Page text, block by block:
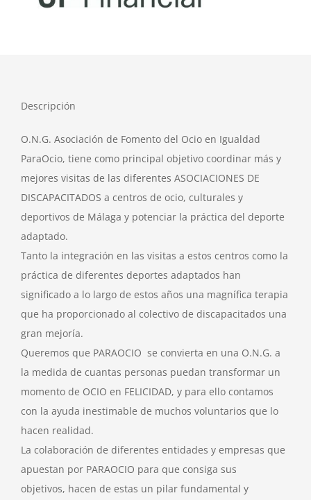
Noticias
Contactar
Descripción
O.N.G. Asociación de Fomento del Ocio en Igualdad
ParaOcio, tiene como principal objetivo coordinar más y
mejores visitas de las diferentes ASOCIACIONES DE
DISCAPACITADOS a centros de ocio, culturales y
deportivos de Málaga y potenciar la práctica del deporte
adaptado.
Tanto la integración en las visitas a estos centros como la
práctica de diferentes deportes adaptados han
significado a lo largo de estos años una magnífica terapia
que ha proporcionado al colectivo de discapacitados una
gran mejoría.
Queremos que PARAOCIO se convierta en una O.N.G. a
la medida de cuantas personas puedan transformar un
momento de OCIO en FELICIDAD, y para ello contamos
con la ayuda inestimable de muchos voluntarios que lo
hacen realidad.
La colaboración de diferentes entidades y empresas que
apuestan por PARAOCIO para que consiga sus
objetivos, hacen de estas un pilar fundamental y